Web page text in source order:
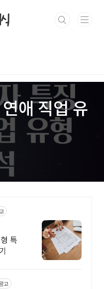
애 직업 유
특
고